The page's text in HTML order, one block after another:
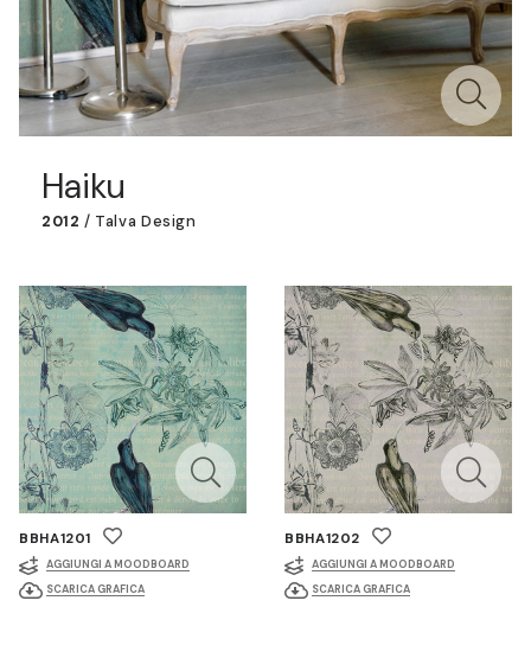
Haiku
2012 / Talva Design
BBHA1201
AGGIUNGI A MOODBOARD
SCARICA GRAFICA
BBHA1202
AGGIUNGI A MOODBOARD
SCARICA GRAFICA